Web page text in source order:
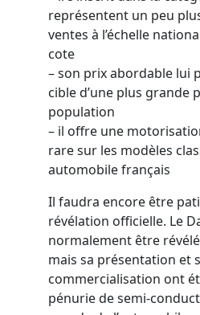
représentent un peu
ventes à l’échelle
cote
– son prix abordable lui
cible d’une plus grande
population
– il offre une
rare sur les modèles
automobile français
Il faudra encore être
révélation officielle. Le
normalement être
mais sa présentation et
commercialisation ont
pénurie de semi-